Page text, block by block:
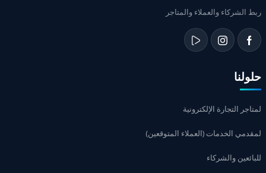
الشركاء والعملاء والمتاجر
التجارة الإلكترونية
الخدمات (العملاء المتوقعين)
والشركاء